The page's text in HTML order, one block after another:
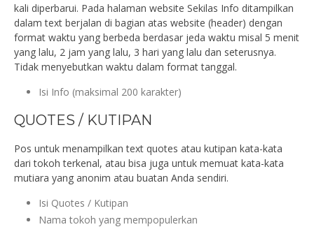
kali diperbarui. Pada halaman website Sekilas Info ditampilkan
dalam text berjalan di bagian atas website (header) dengan
format waktu yang berbeda berdasar jeda waktu misal 5 menit
yang lalu, 2 jam yang lalu, 3 hari yang lalu dan seterusnya.
Tidak menyebutkan waktu dalam format tanggal.
Isi Info (maksimal 200 karakter)
QUOTES / KUTIPAN
Pos untuk menampilkan text quotes atau kutipan kata-kata
dari tokoh terkenal, atau bisa juga untuk memuat kata-kata
mutiara yang anonim atau buatan Anda sendiri.
Isi Quotes / Kutipan
Nama tokoh yang mempopulerkan